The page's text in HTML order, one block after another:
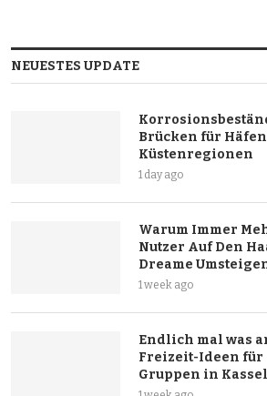
NEUESTES UPDATE
Brücken für
Küstenregionen
1 day ago
Warum Immer
Nutzer Auf Den
Dreame
1 week ago
Endlich mal was
Freizeit-Ideen für
Gruppen in Kassel